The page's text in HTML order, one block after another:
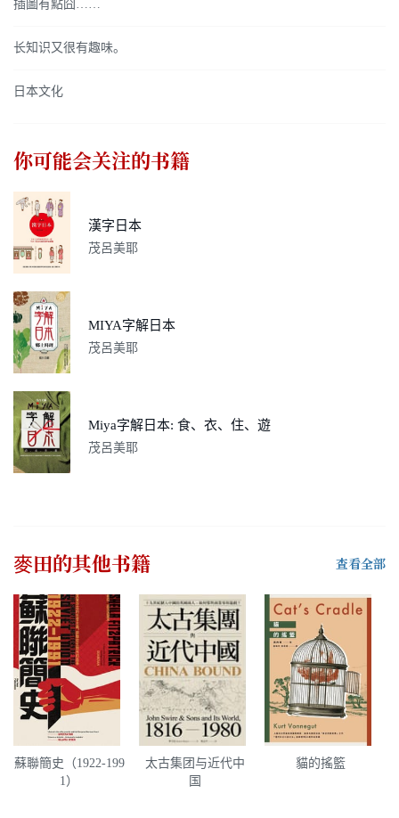
插圖有點囧……
长知识又很有趣味。
日本文化
你可能会关注的书籍
漢字日本
茂呂美耶
MIYA字解日本
茂呂美耶
Miya字解日本: 食、衣、住、遊
茂呂美耶
麥田的其他书籍 查看全部
蘇聯簡史（1922-199
1）
太古集团与近代中
国
貓的搖籃